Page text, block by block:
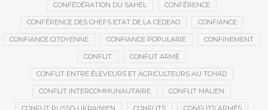
CONFÉDÉRATION DU SAHEL CONFÉRENCE
CONFÉRENCE DES CHEFS ETAT DE LA CEDEAO CONFIANCE
CONFIANCE CITOYENNE CONFIANCE POPULAIRE CONFINEMENT
CONFLIT CONFLIT ARMÉ
CONFLIT ENTRE ÉLEVEURS ET AGRICULTEURS AU TCHAD
CONFLIT INTERCOMMUNAUTAIRE CONFLIT MALIEN
CONFLIT RUSSO-UKRAINIEN CONFLITS CONFLITS ARMÉS